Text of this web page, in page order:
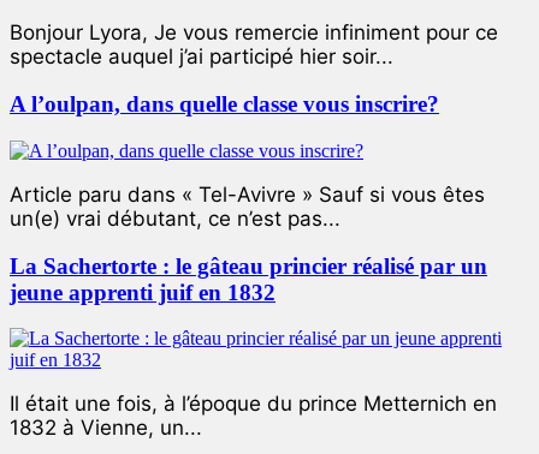
Bonjour Lyora, Je vous remercie infiniment pour ce
spectacle auquel j’ai participé hier soir...
A l’oulpan, dans quelle classe vous inscrire?
Article paru dans « Tel-Avivre » Sauf si vous êtes
un(e) vrai débutant, ce n’est pas...
La Sachertorte : le gâteau princier réalisé par un
jeune apprenti juif en 1832
Il était une fois, à l’époque du prince Metternich en
1832 à Vienne, un...